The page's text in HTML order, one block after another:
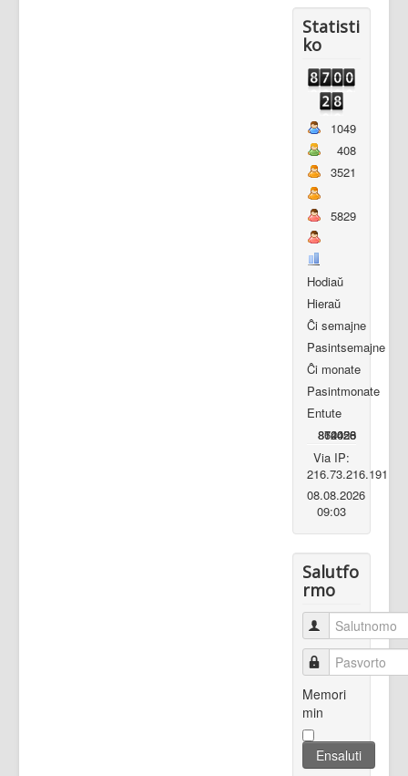
Statisti
ko
Hodiaŭ
Hieraŭ
Ĉi semajne
Pasintsemajne
Ĉi monate
Pasintmonate
Entute
1049
408
3521
862020
5829
14456
870028
Via IP:
216.73.216.191
08.08.2026
09:03
Salutfo
rmo
Salutnomo
Pasvorto
Memori
min
Ensaluti